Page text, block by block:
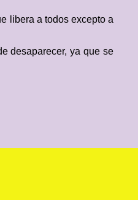
libera a todos excepto a
desaparecer, ya que se